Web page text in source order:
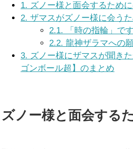
1. ズノー様と面会するため
2. ザマスがズノー様に会う
2.1. 「時の指輪」で
2.2. 龍神ザラマへの
3. ズノー様にザマスが聞き
ゴンボール超】のまとめ
ズノー様と面会する